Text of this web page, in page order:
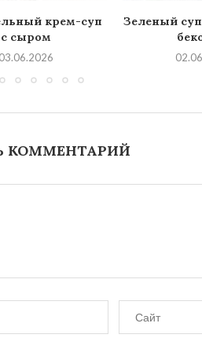
крем-суп
с сыром
03.06.2026
Зеленый
КОММЕНТАРИЙ